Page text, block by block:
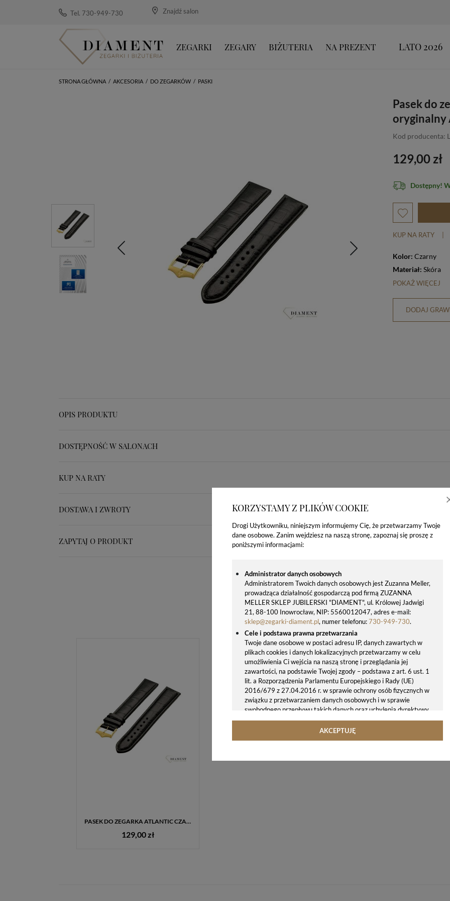
KORZYSTAMY Z PLIKÓW COOKIE
Drogi Użytkowniku, niniejszym informujemy Cię, że przetwarzamy Twoje
dane osobowe. Zanim wejdziesz na naszą stronę, zapoznaj się proszę z
poniższymi informacjami:
Administrator danych osobowych
Administratorem Twoich danych osobowych jest Zuzanna Meller,
prowadząca działalność gospodarczą pod firmą ZUZANNA
MELLER SKLEP JUBILERSKI "DIAMENT", ul. Królowej Jadwigi
21, 88-100 Inowrocław, NIP: 5560012047, adres e-mail:
sklep@zegarki-diament.pl, numer telefonu:730-949-730.
Cele i podstawa prawna przetwarzania
Twoje dane osobowe w postaci adresu IP, danych zawartych w
plikach cookies i danych lokalizacyjnych przetwarzamy w celu
umożliwienia Ci wejścia na naszą stronę i przeglądania jej
zawartości, na podstawie Twojej zgody – podstawa z art. 6 ust. 1
lit. a Rozporządzenia Parlamentu Europejskiego i Rady (UE)
2016/679 z 27.04.2016 r. w sprawie ochrony osób fizycznych w
związku z przetwarzaniem danych osobowych i w sprawie
swobodnego przepływu takich danych oraz uchylenia dyrektywy
95/46/WE (ogólne rozporządzenie o ochronie danych, tj. RODO).
Twoje dane osobowe możemy udostępniać hostingodawcy. Takie
zgodnie z naszymi poleceniami. Przekazujemy Twoje dane poza
AKCEPTUJĘ
Tel. 730-949-730 Znajdź salon
ZEGARKI ZEGARY BIŻUTERIA NA PREZENT LATO 2026
STRONA GŁÓWNA / AKCESORIA / DO ZEGARKÓW / PASKI
Pasek do
oryginalny
Kod producenta:
129,00 zł
Dostępny!
KUP NA RATY
Kolor: Czarny
Materiał: Skóra
POKAŻ WIĘCEJ
DODAJ
OPIS PRODUKTU
DOSTĘPNOŚĆ W SALONACH
KUP NA RATY
DOSTAWA I ZWROTY
ZAPYTAJ O PRODUKT
OSTATNIO OGLĄDANE PRODUKTY
PASEK DO ZEGARKA ATLANTIC CZARNY 22MM ORYGINALNY ATLANTIC L397.01.22G XL
129,00 zł